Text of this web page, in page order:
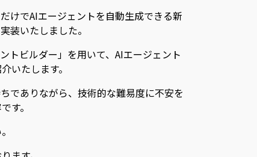
けでAIエージェントを自動生成できる新
装いたしました。
トビルダー」を用いて、AIエージェント
いたします。
でありながら、技術的な難易度に不安を
す。